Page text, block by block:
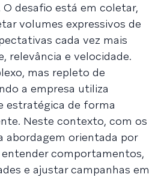
desafio está em coletar,
volumes expressivos de
cada vez mais
relevância e velocidade.
mas repleto de
a empresa utiliza
estratégica de forma
Neste contexto, com os
abordagem orientada por
entender comportamentos,
e ajustar campanhas em